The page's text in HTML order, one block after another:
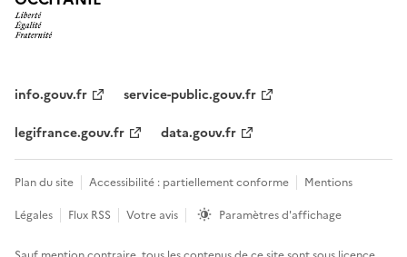
info.gouv.fr
service-public.gouv.fr
legifrance.gouv.fr
data.gouv.fr
Plan du site Accessibilité : partiellement conforme
Mentions
Légales
Flux RSS Votre avis Paramètres d'affichage